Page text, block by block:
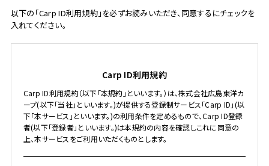
以下の「Carp ID利用規約」を必ずお読みいただき、同意するにチェックを
入れてください。
Carp ID利用規約
Carp ID利用規約（以下「本規約」といいます。）は、株式会社広島東洋カ
ープ(以下「当社」といいます。)が提供する登録制サービス「Carp ID」(以
下「本サービス」といいます。)の利用条件を定めるもので、Carp ID登録
者(以下「登録者」といいます。)は本規約の内容を確認しこれに同意の
上、本サービスをご利用いただくものとします。